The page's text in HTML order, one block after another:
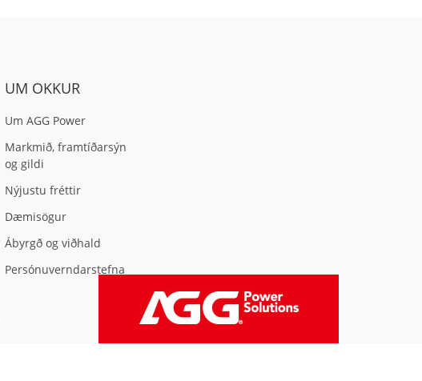
UM OKKUR
Um AGG Power
Markmið, framtíðarsýn
og gildi
Nýjustu fréttir
Dæmisögur
Ábyrgð og viðhald
Persónuverndarstefna